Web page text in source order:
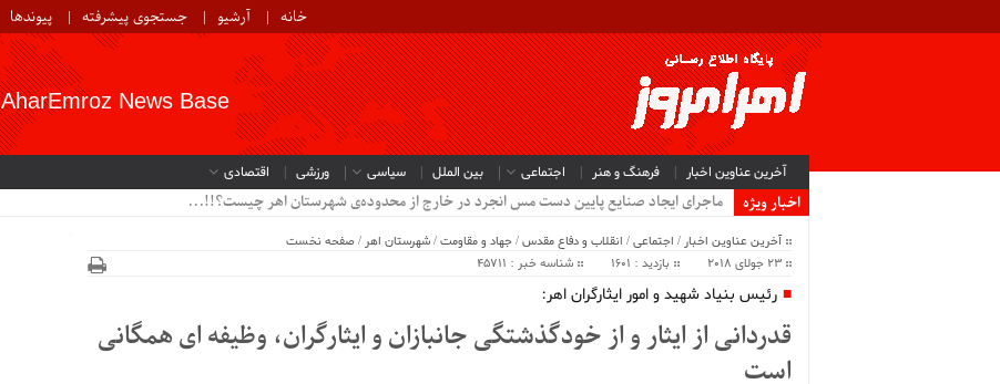
خانه آرشیو جستجوی پیشرفته پیوندها
AharEmroz News Base
آخرین عناوین اخبار فرهنگ و هنر اجتماعی بین الملل سیاسی ورزشی اقتصادی
اخبار ویژه
ماجرای ایجاد صنایع پایین دست مس انجرد در خارج از محدوده‌ی شهرستان اهر چیست؟!!...
آخرین عناوین اخبار / اجتماعی/ انقلاب و دفاع مقدس/جهاد و مقاومت/شهرستان اهر /صفحه نخست
23 جولای 2018
بازدید : 1601 شناسه خبر : 45711
رئیس بنیاد شهید و امور ایثارگران اهر:
قدردانی از ایثار و از خودگذشتگی جانبازان و ایثارگران، وظیفه ای همگانی
است